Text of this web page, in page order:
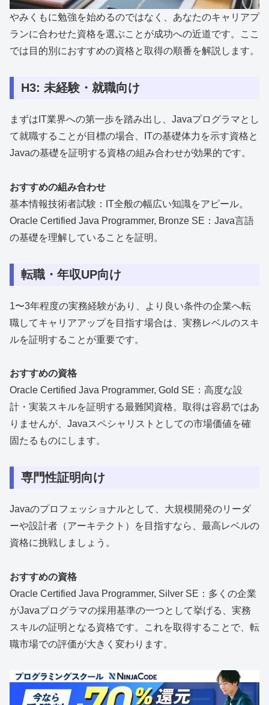
やみくもに勉強を始めるのではなく、あなたのキャリアプ
ランに合わせた資格を選ぶことが成功への近道です。ここ
では目的別におすすめの資格と取得の順番を解説します。
H3: 未経験・就職向け
まずはIT業界への第一歩を踏み出し、Javaプログラマとし
て就職することが目標の場合、ITの基礎体力を示す資格と
Javaの基礎を証明する資格の組み合わせが効果的です。
おすすめの組み合わせ
基本情報技術者試験：IT全般の幅広い知識をアピール。
Oracle Certified Java Programmer, Bronze SE：Java言語
の基礎を理解していることを証明。
転職・年収UP向け
1〜3年程度の実務経験があり、より良い条件の企業へ転
職してキャリアアップを目指す場合は、実務レベルのスキ
ルを証明することが重要です。
おすすめの資格
Oracle Certified Java Programmer, Gold SE：高度な設
計・実装スキルを証明する最難関資格。取得は容易ではあ
りませんが、Javaスペシャリストとしての市場価値を確
固たるものにします。
専門性証明向け
Javaのプロフェッショナルとして、大規模開発のリーダ
ーや設計者（アーキテクト）を目指すなら、最高レベルの
資格に挑戦しましょう。
おすすめの資格
Oracle Certified Java Programmer, Silver SE：多くの企業
がJavaプログラマの採用基準の一つとして挙げる、実務
スキルの証明となる資格です。これを取得することで、転
職市場での評価が大きく変わります。